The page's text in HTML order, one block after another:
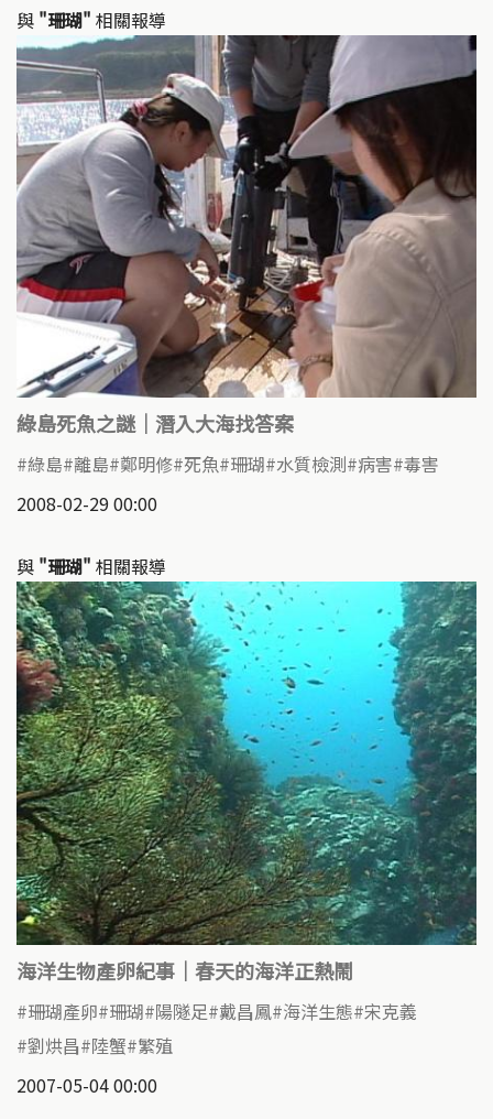
與 "珊瑚" 相關報導
綠島死魚之謎｜潛入大海找答案
綠島 離島 鄭明修 死魚 珊瑚 水質檢測 病害 毒害
2008-02-29 00:00
與 "珊瑚" 相關報導
海洋生物產卵紀事｜春天的海洋正熱鬧
珊瑚產卵 珊瑚 陽隧足 戴昌鳳 海洋生態 宋克義
劉烘昌 陸蟹 繁殖
2007-05-04 00:00